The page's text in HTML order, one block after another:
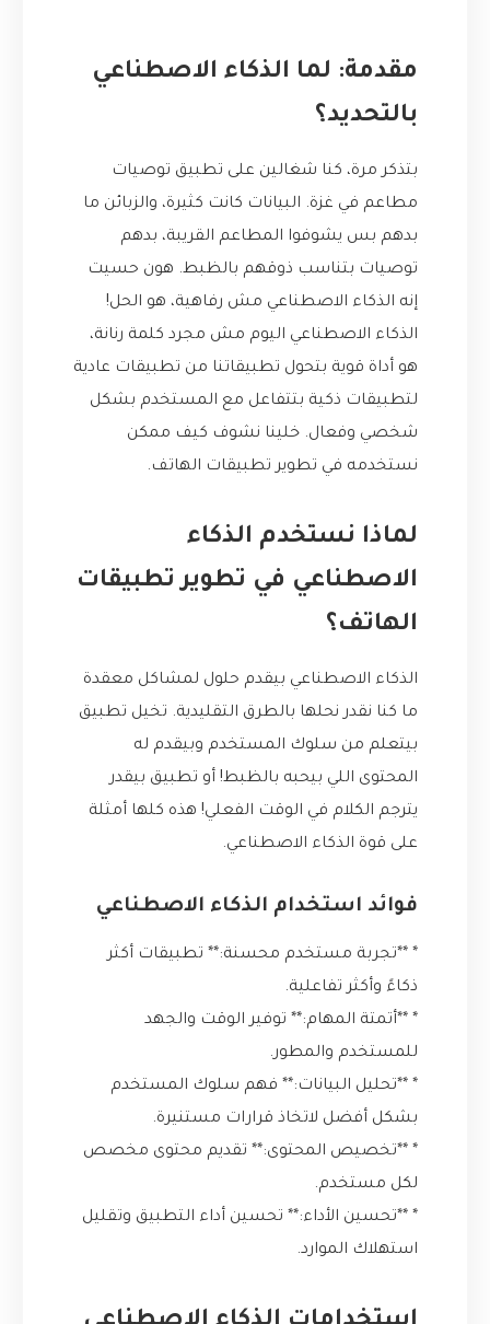
مقدمة: لما الذكاء الاصطناعي
بالتحديد؟
بتذكر مرة، كنا شغالين على تطبيق توصيات
مطاعم في غزة. البيانات كانت كثيرة، والزبائن ما
بدهم بس يشوفوا المطاعم القريبة، بدهم
توصيات بتناسب ذوقهم بالظبط. هون حسيت
إنه الذكاء الاصطناعي مش رفاهية، هو الحل!
الذكاء الاصطناعي اليوم مش مجرد كلمة رنانة،
هو أداة قوية بتحول تطبيقاتنا من تطبيقات عادية
لتطبيقات ذكية بتتفاعل مع المستخدم بشكل
شخصي وفعال. خلينا نشوف كيف ممكن
نستخدمه في تطوير تطبيقات الهاتف.
لماذا نستخدم الذكاء
الاصطناعي في تطوير تطبيقات
الهاتف؟
الذكاء الاصطناعي بيقدم حلول لمشاكل معقدة
ما كنا نقدر نحلها بالطرق التقليدية. تخيل تطبيق
بيتعلم من سلوك المستخدم وبيقدم له
المحتوى اللي بيحبه بالظبط! أو تطبيق بيقدر
يترجم الكلام في الوقت الفعلي! هذه كلها أمثلة
على قوة الذكاء الاصطناعي.
فوائد استخدام الذكاء الاصطناعي
* **تجربة مستخدم محسنة:** تطبيقات أكثر
ذكاءً وأكثر تفاعلية.
* **أتمتة المهام:** توفير الوقت والجهد
للمستخدم والمطور.
* **تحليل البيانات:** فهم سلوك المستخدم
بشكل أفضل لاتخاذ قرارات مستنيرة.
* **تخصيص المحتوى:** تقديم محتوى مخصص
لكل مستخدم.
* **تحسين الأداء:** تحسين أداء التطبيق وتقليل
استهلاك الموارد.